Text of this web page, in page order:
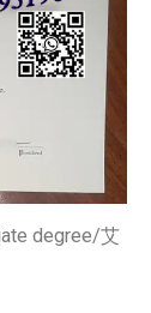
degree/艾